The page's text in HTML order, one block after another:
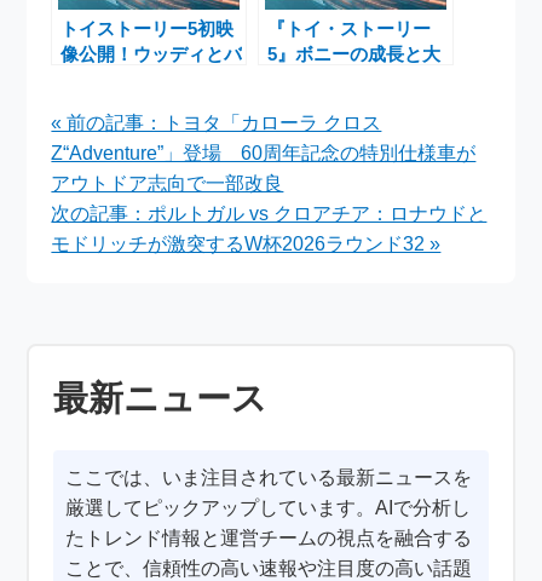
トイストーリー5初映
像公開！ウッディとバ
『トイ・ストーリー
5』ボニーの成長と大
« 前の記事：トヨタ「カローラ クロス
Z“Adventure”」登場 60周年記念の特別仕様車が
アウトドア志向で一部改良
次の記事：ポルトガル vs クロアチア：ロナウドと
モドリッチが激突するW杯2026ラウンド32 »
最新ニュース
ここでは、いま注目されている最新ニュースを
厳選してピックアップしています。AIで分析し
たトレンド情報と運営チームの視点を融合する
ことで、信頼性の高い速報や注目度の高い話題